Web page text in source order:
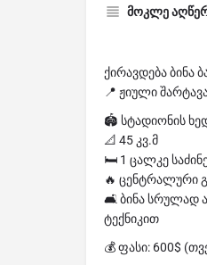
მოკლე
ქირავდება ბინა
📍 ჟიული
🏟 სტადიონის
📐 45 კვ.მ
🛏 1 ცალკე
🔥 ცენტრალური
🛋 ბინა სრულად
ტექნიკით
💰 ფასი: 600$